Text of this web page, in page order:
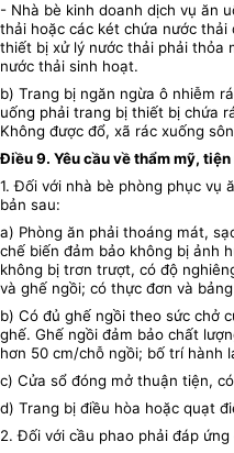
- Nhà bè kinh doanh dịch vụ ăn
thải hoặc các két chứa nước thải
thiết bị xử lý nước thải phải thỏa
nước thải sinh hoạt.
b) Trang bị ngăn ngừa ô nhiễm
uống phải trang bị thiết bị chứa
Không được đổ, xã rác xuống
Điều 9. Yêu cầu về thẩm mỹ, tiện
1. Đối với nhà bè phòng phục vụ
bản sau:
a) Phòng ăn phải thoáng mát,
chế biến đảm bảo không bị ảnh
không bị trơn trượt, có độ
và ghế ngồi; có thực đơn và
b) Có đủ ghế ngồi theo sức chở
ghế. Ghế ngồi đảm bảo chất
hơn 50 cm/chỗ ngồi; bố trí hành
c) Cửa sổ đóng mở thuận tiện,
d) Trang bị điều hòa hoặc quạt
2. Đối với cầu phao phải đáp